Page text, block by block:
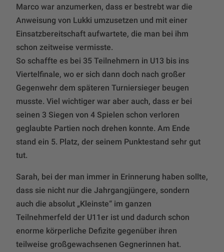
Marco war anzumerken, dass er bestrebt war die
Anweisung von Lukki umzusetzen und mit einer
Einsatzbereitschaft aufwartete, die man bei ihm
schon zeitweise vermisste.
So schaffte es bei 35 Teilnehmern in U13 bis ins
Viertelfinale, wo er sich dann doch nach großer
Gegenwehr dem späteren Turniersieger beugen
musste. Viel wichtiger war aber auch, dass er bei
seinen 3 Siegen von 4 Spielen schon verloren
geglaubte Partien noch drehen konnte. Am Ende
stand ein 5. Platz, der seinem Punktestand sehr gut
tut.
Sarah, bei der man immer in Erinnerung haben sollte,
dass sie nicht nur die Jahrgangjüngere, sondern
auch die absolut „Kleinste“ im ganzen
Teilnehmerfeld der U11er ist und dadurch schon
enorme körperliche Defizite gegenüber ihren
teilweise großgewachsenen Gegnerinnen hat.